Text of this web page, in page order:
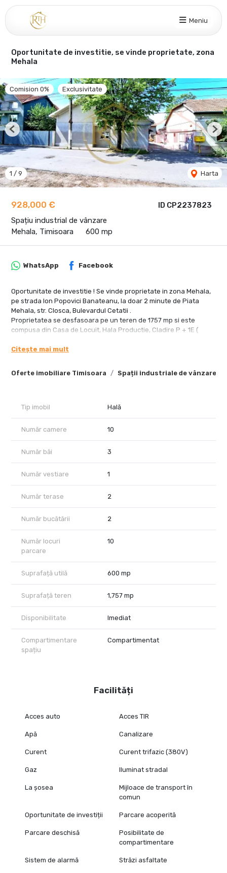
Meniu
Oportunitate de investitie, se vinde proprietate, zona
Mehala
ID CP2237823
928,000 €
Spațiu industrial de vânzare
Mehala, Timisoara
600 mp
Comision 0% Exclusivitate
1 / 9 Harta
Previous
Oferte imobiliare Timisoara Spații industriale de vânzare
WhatsApp Facebook
Oportunitate de investitie ! Se vinde proprietate in zona Mehala,
pe strada Ion Popovici Banateanu, la doar 2 minute de Piata
Mehala, str. Closca, Bulevardul Cetatii .
Proprietatea se desfasoara pe un teren de 1757 mp si este
compusa din Casa de Locuit, Hala Productie, Cladire P + 1E (
Dispune de toate utilitatile, gaz, apa, canalizare, curent, curent
Proprietate reprezentata in exclusivitate de RealTimHouse.ro .
Citește mai mult
Tip imobil Hală
Număr camere 10
Număr băi 3
Număr vestiare 1
Număr terase 2
Număr bucătării 2
Număr locuri
parcare
10
Suprafață utilă 600 mp
Suprafață teren 1,757 mp
Disponibilitate Imediat
Compartimentare
spațiu
Compartimentat
Facilități
Acces auto Acces TIR
Apă Canalizare
Curent Curent trifazic (380V)
Gaz Iluminat stradal
La șosea
Mijloace de transport în
comun
Oportunitate de investiții Parcare acoperită
Parcare deschisă
Posibilitate de
compartimentare
Sistem de alarmă Străzi asfaltate